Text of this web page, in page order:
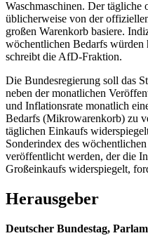
Waschmaschinen. Der
üblicherweise von der
großen Warenkorb basiere.
wöchentlichen Bedarfs
schreibt die AfD-Fraktion.
Die Bundesregierung soll das
neben der monatlichen
und Inflationsrate monatlich
Bedarfs (Mikrowarenkorb) zu
täglichen Einkaufs
Sonderindex des
veröffentlicht werden, der die
Großeinkaufs widerspiegelt,
Herausgeber
Deutscher Bundestag,